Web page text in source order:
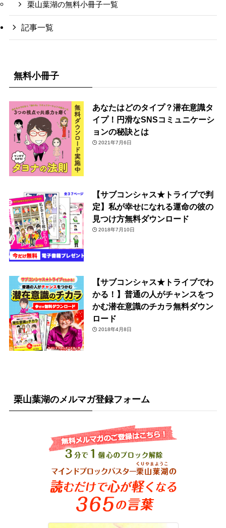
栗山葉湖の無料小冊子一覧
記事一覧
無料小冊子
あなたはどのタイプ？潜在意識タ
イプ！円滑なSNSコミュニケーシ
ョンの秘訣とは
2021年7月6日
【サブコンシャス★トライブで判
定】私が幸せになれる運命の彼の
見つけ方無料ダウンロード
2018年7月10日
【サブコンシャス★トライブでわ
かる！】普通の人がチャンスをつ
かむ潜在意識のチカラ無料ダウン
ロード
2018年4月8日
栗山葉湖のメルマガ登録フォーム